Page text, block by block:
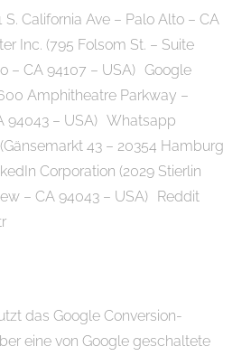
S. California Ave – Palo Alto – CA
Inc. (795 Folsom St. – Suite
– CA 94107 – USA) Google
Amphitheatre Parkway –
94043 – USA) Whatsapp
43 – 20354 Hamburg
Corporation (2029 Stierlin
– CA 94043 – USA) Reddit
das Google Conversion-
eine von Google geschaltete